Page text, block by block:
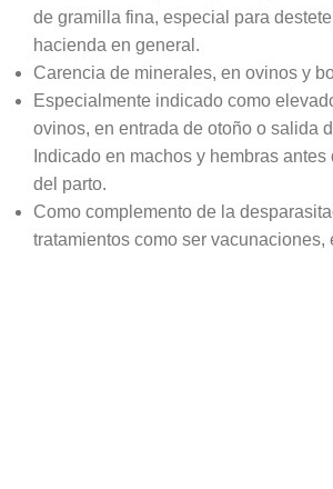
de gramilla fina, especial para
hacienda en general.
Carencia de minerales, en ovinos y
Especialmente indicado como
ovinos, en entrada de otoño o salida
Indicado en machos y hembras
del parto.
Como complemento de la
tratamientos como ser vacunaciones,